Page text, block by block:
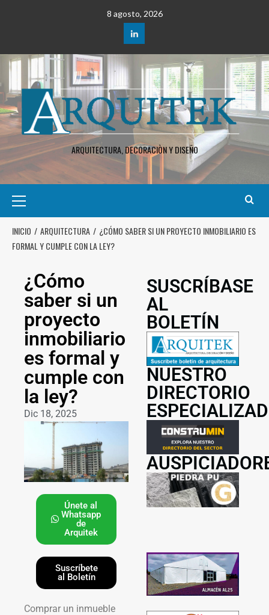
8 agosto, 2026
ARQUITECTURA, DECORACIÒN Y DISEÑO
INICIO ARQUITECTURA
¿CÓMO SABER SI UN PROYECTO INMOBILIARIO ES
FORMAL Y CUMPLE CON LA LEY?
¿Cómo
saber si un
proyecto
inmobiliario
es formal y
cumple con
la ley?
Dic 18, 2025
Únete al
Whatsapp
de
Arquitek
Suscríbete
al Boletín
Comprar un inmueble
SUSCRÍBASE
AL
BOLETÍN
NUESTRO
DIRECTORIO